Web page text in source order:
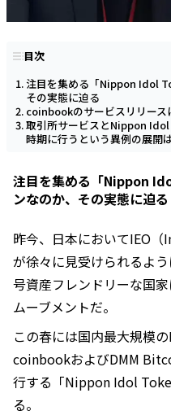
目次
注目を集める「Nippon Idol
その実態に迫る
coinbookのサービスリリース
取引所サービスとNippon
時期に行うという異例の展開
注目を集める「Nippon
ンなのか、その実態に迫る
昨今、日本においてIEO
が徐々に見受けられるよ
号資産フレンドリーな国
ムーブメントだ。
この春には国内最大規模
coinbookおよびDMM
行する「Nippon Idol
る。